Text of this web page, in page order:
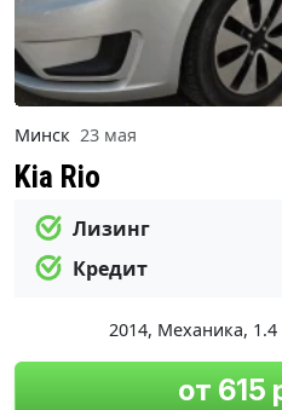
Минск 23 мая
Kia Rio
Лизинг
Кредит
2014, Механика,
от 615